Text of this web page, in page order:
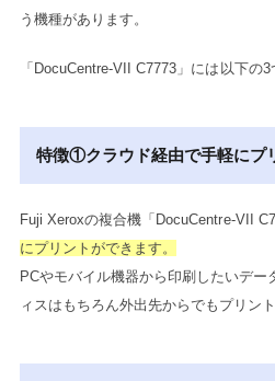
う機種があります。
「DocuCentre-VII C7773」には以下の3
特徴①クラウド経由で手軽にプ
Fuji Xeroxの複合機「DocuCentre-VII
にプリントができます。
PCやモバイル機器から印刷したいデ
ィスはもちろん外出先からでもプリント